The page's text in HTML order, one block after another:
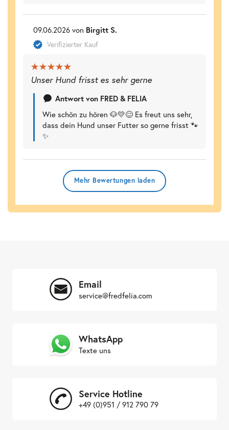
09.06.2026 von Birgitt S.
Verifizierter Kauf
Unser Hund frisst es sehr gerne
Antwort von FRED & FELIA
Wie schön zu hören 🐶💛😊 Es freut uns sehr,
dass dein Hund unser Futter so gerne frisst 🐾
✨
Mehr Bewertungen laden
Email
service@fredfelia.com
WhatsApp
Texte uns
Service Hotline
+49 (0)951 / 912 790 79